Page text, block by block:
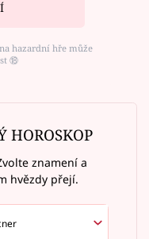
hazardní hře může
⑱
HOROSKOP
znamení a
hvězdy přejí.